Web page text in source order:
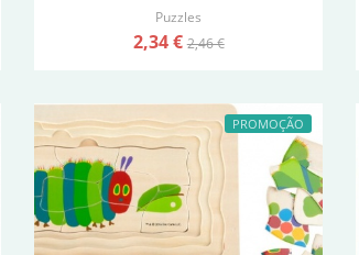
Puzzles
2,34 €2,46 €
PROMOÇÃO